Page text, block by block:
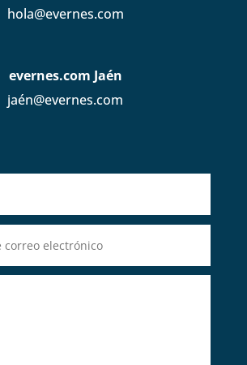
hola@evernes.com
evernes.com Jaén
jaén@evernes.com